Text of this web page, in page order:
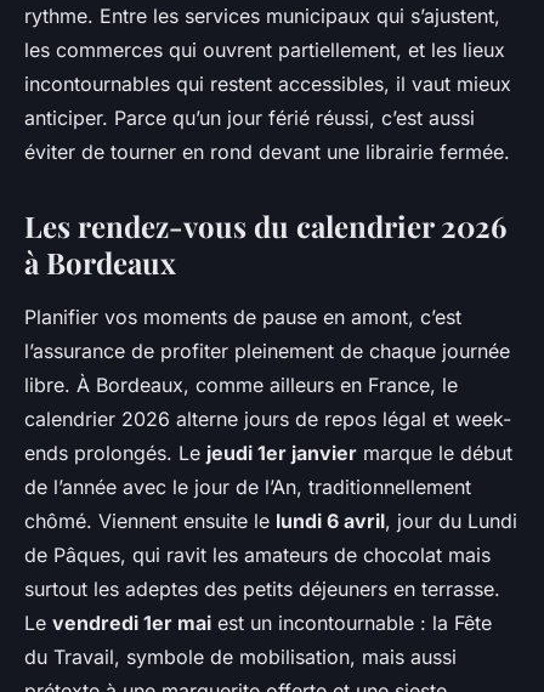
rythme. Entre les services municipaux qui s’ajustent,
les commerces qui ouvrent partiellement, et les lieux
incontournables qui restent accessibles, il vaut mieux
anticiper. Parce qu’un jour férié réussi, c’est aussi
éviter de tourner en rond devant une librairie fermée.
Les rendez-vous du calendrier 2026
à Bordeaux
Planifier vos moments de pause en amont, c’est
l’assurance de profiter pleinement de chaque journée
libre. À Bordeaux, comme ailleurs en France, le
calendrier 2026 alterne jours de repos légal et week-
ends prolongés. Le jeudi 1er janvier marque le début
de l’année avec le jour de l’An, traditionnellement
chômé. Viennent ensuite le lundi 6 avril, jour du Lundi
de Pâques, qui ravit les amateurs de chocolat mais
surtout les adeptes des petits déjeuners en terrasse.
Le vendredi 1er mai est un incontournable : la Fête
du Travail, symbole de mobilisation, mais aussi